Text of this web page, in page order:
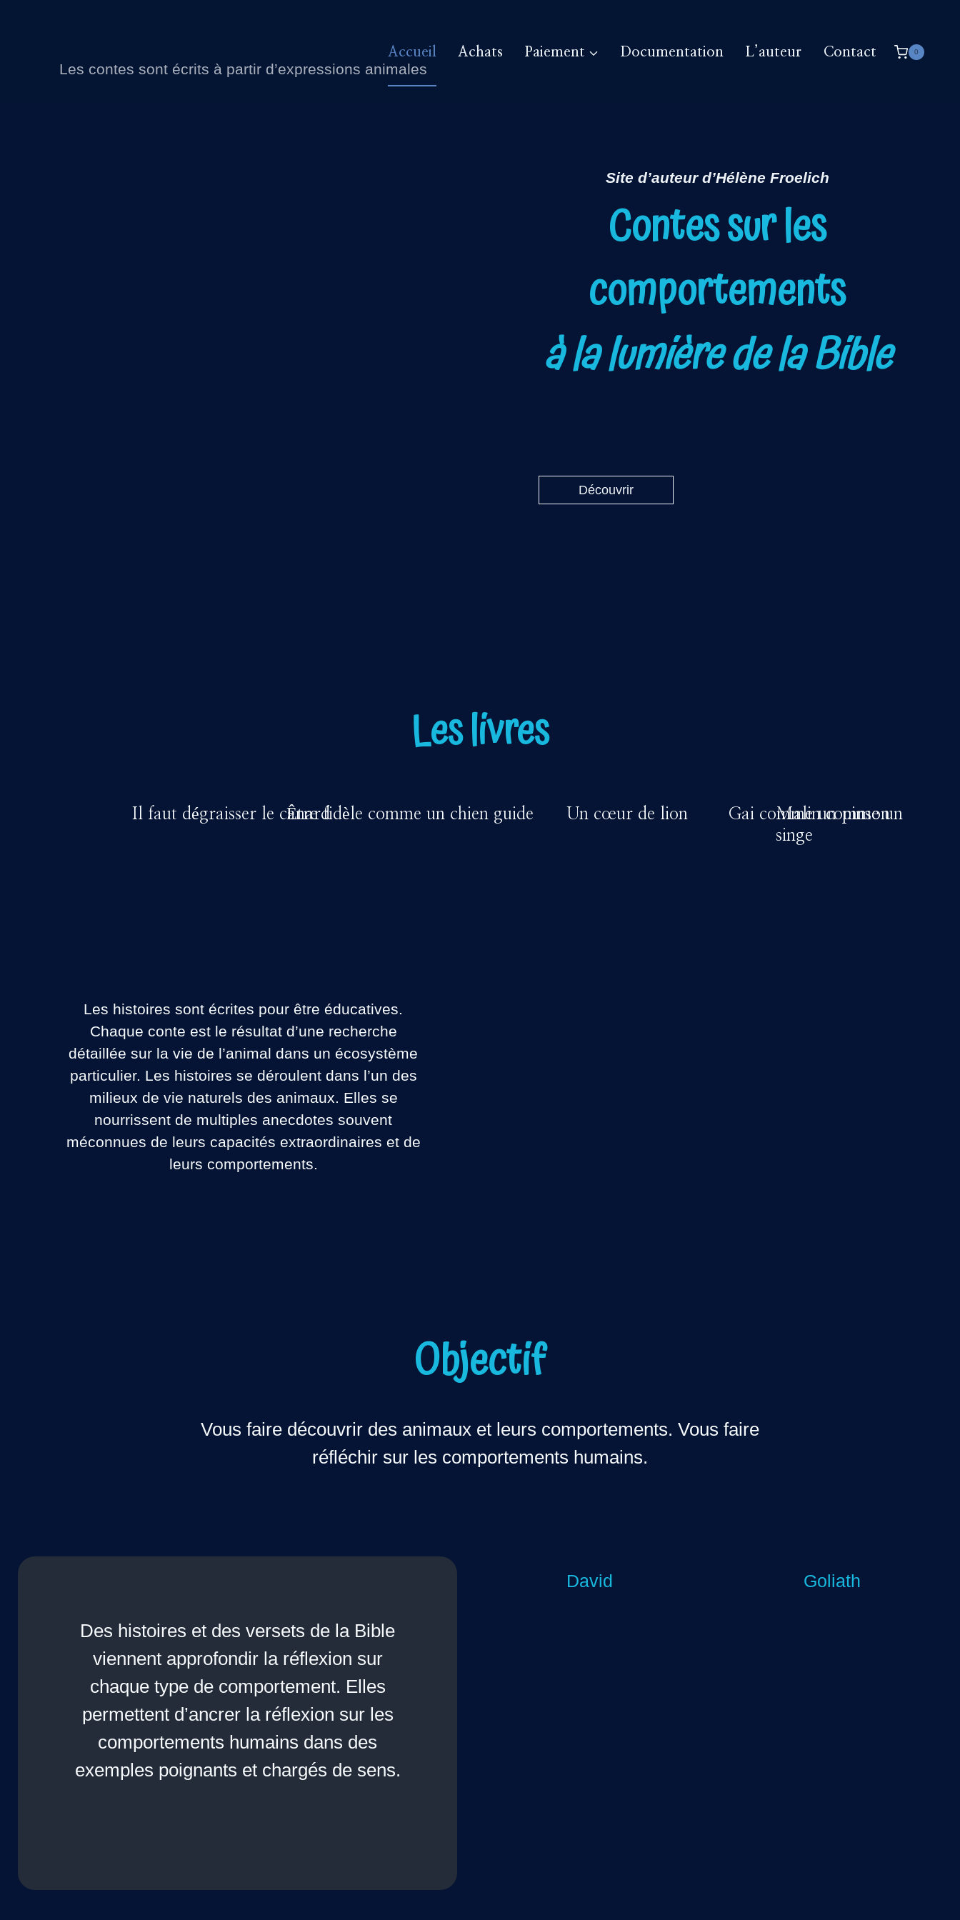
Accueil Achats Paiement Documentation L’auteur Contact 0
Les contes sont écrits à partir d’expressions animales
Site d’auteur d’Hélène Froelich
Contes sur les
comportements
à la lumière de la Bible
Découvrir
Les livres
Il faut dégraisser le canardÊtre fidèle comme un chien guide Un cœur de lion Gai comme un pinson
Malin comme un
singe
Les histoires sont écrites pour être éducatives.
Chaque conte est le résultat d’une recherche
détaillée sur la vie de l’animal dans un écosystème
particulier. Les histoires se déroulent dans l’un des
milieux de vie naturels des animaux. Elles se
nourrissent de multiples anecdotes souvent
méconnues de leurs capacités extraordinaires et de
leurs comportements.
Objectif
Vous faire découvrir des animaux et leurs comportements. Vous faire
réfléchir sur les comportements humains.
Des histoires et des versets de la Bible
viennent approfondir la réflexion sur
chaque type de comportement. Elles
permettent d’ancrer la réflexion sur les
comportements humains dans des
exemples poignants et chargés de sens.
David Goliath